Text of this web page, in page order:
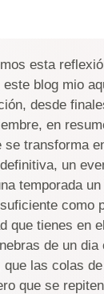
esta
blog mio
desde
en
se transforma
un
temporada
como
que tienes en
de un dia
que las colas
que se